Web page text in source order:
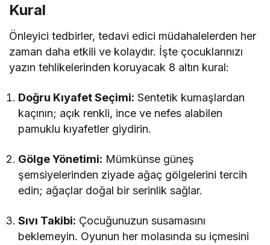
Kural
Önleyici tedbirler, tedavi edici müdahalelerden her
zaman daha etkili ve kolaydır. İşte çocuklarınızı
yazın tehlikelerinden koruyacak 8 altın kural:
Doğru Kıyafet Seçimi: Sentetik kumaşlardan
kaçının; açık renkli, ince ve nefes alabilen
pamuklu kıyafetler giydirin.
Gölge Yönetimi: Mümkünse güneş
şemsiyelerinden ziyade ağaç gölgelerini tercih
edin; ağaçlar doğal bir serinlik sağlar.
Sıvı Takibi: Çocuğunuzun susamasını
beklemeyin. Oyunun her molasında su içmesini